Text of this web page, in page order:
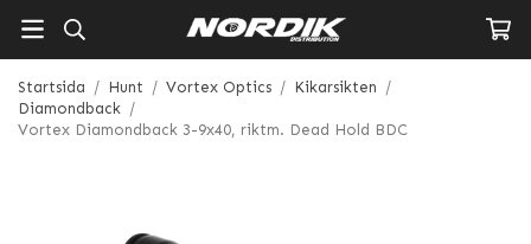
Startsida / Hunt / Vortex Optics / Kikarsikten /
Diamondback /
Vortex Diamondback 3-9x40, riktm. Dead Hold BDC